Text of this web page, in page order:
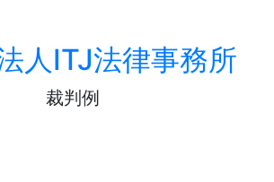
人ITJ法律事務所
裁判例